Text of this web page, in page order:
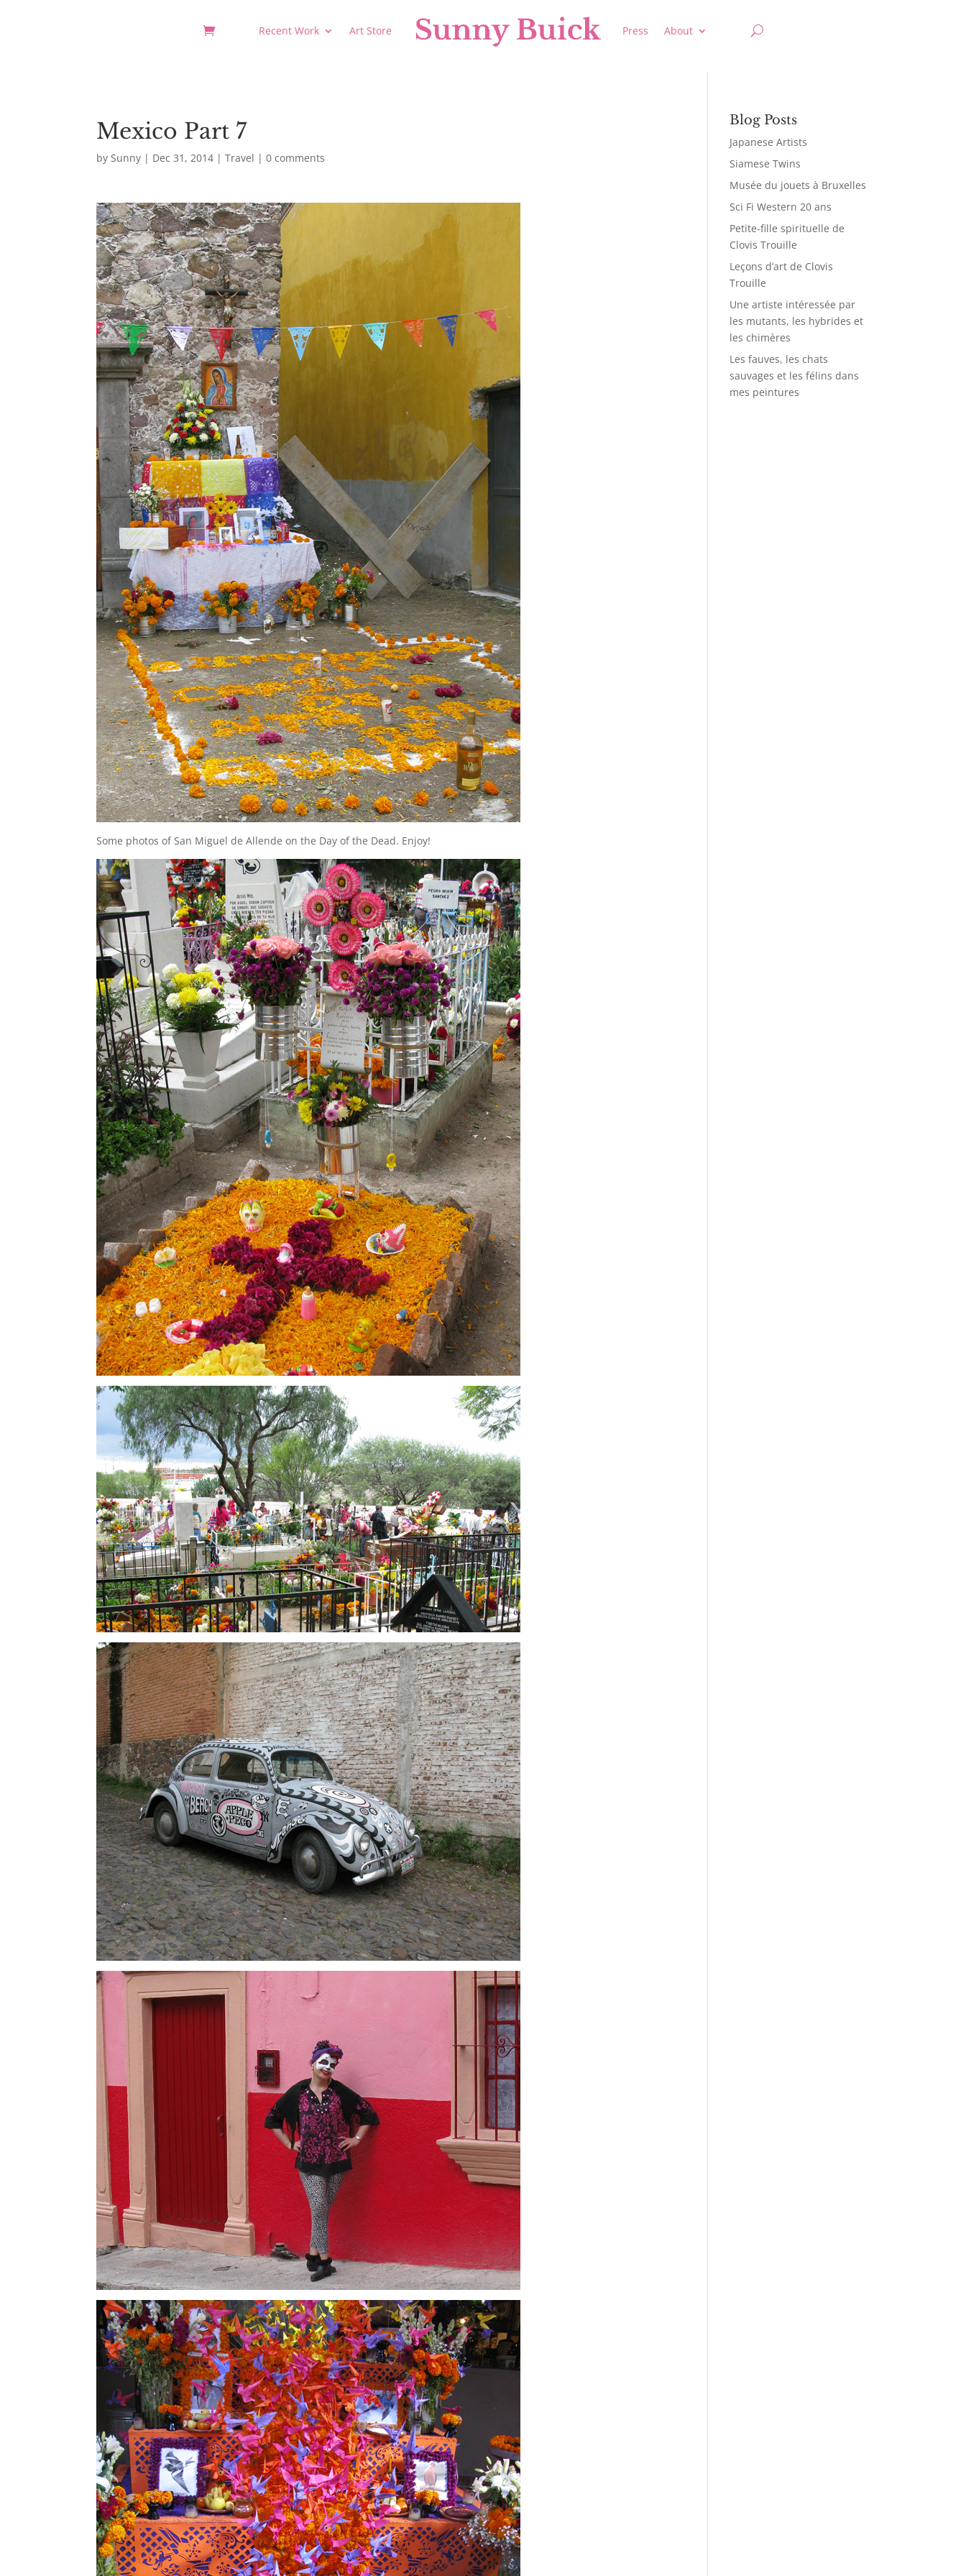
Recent Work Art Store Press About
Mexico Part 7
bySunny | Dec 31, 2014 |Travel |0 comments
Some photos of San Miguel de Allende on the Day of the Dead. Enjoy!
Blog Posts
Japanese Artists
Siamese Twins
Musée du jouets à Bruxelles
Sci Fi Western 20 ans
Petite-fille spirituelle de
Clovis Trouille
Leçons d’art de Clovis
Trouille
Une artiste intéressée par
les mutants, les hybrides et
les chimères
Les fauves, les chats
sauvages et les félins dans
mes peintures